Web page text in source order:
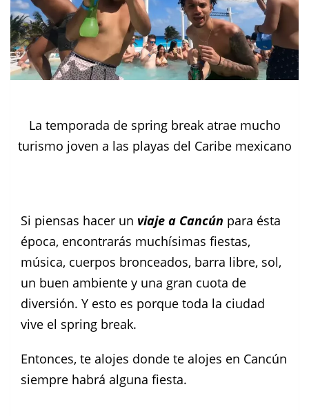
La temporada de spring break atrae mucho
turismo joven a las playas del Caribe mexicano
Si piensas hacer un viaje a Cancún para ésta
época, encontrarás muchísimas fiestas,
música, cuerpos bronceados, barra libre, sol,
un buen ambiente y una gran cuota de
diversión. Y esto es porque toda la ciudad
vive el spring break.
Entonces, te alojes donde te alojes en Cancún
siempre habrá alguna fiesta.